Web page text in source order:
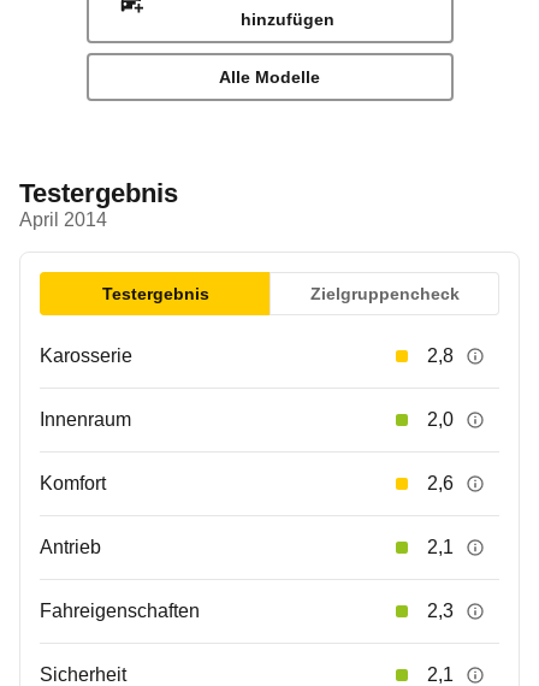
hinzufügen
Alle Modelle
Testergebnis
April 2014
Testergebnis Zielgruppencheck
Karosserie 2,8
Innenraum 2,0
Komfort 2,6
Antrieb 2,1
Fahreigenschaften 2,3
Sicherheit 2,1